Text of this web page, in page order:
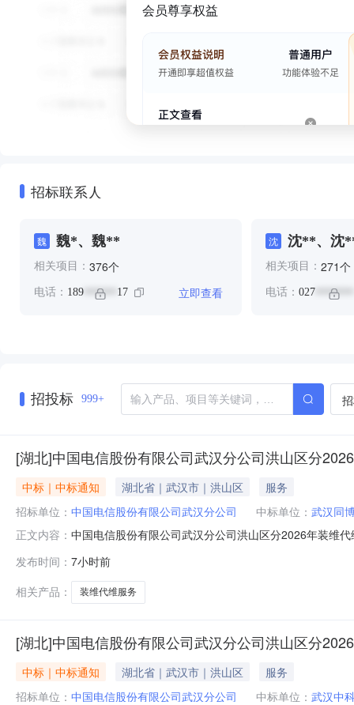
会员尊享权益
招标联系人
魏 魏*、魏**
相关项目： 376个
电话： 189 ****** 17 立即查看
沈 沈**、沈
相关项目： 271个
电话： 027 *******
招投标 999+
[湖北]中国电信股份有限公司武汉分公司洪山区分
中标｜中标通知 湖北省｜武汉市｜洪山区
服务
招标单位： 中国电信股份有限公司武汉分公司 中标单位： 武汉同
正文内容： 中国电信股份有限公司武汉分公司洪山区分2026年装维
法必须进行招标项目，且有效供应商有且仅有1家。三、
（https://caigou.chinatelecom.co
发布时间： 7小时前
相关产品：
装维代维服务
[湖北]中国电信股份有限公司武汉分公司洪山区分
中标｜中标通知 湖北省｜武汉市｜洪山区
服务
招标单位： 中国电信股份有限公司武汉分公司 中标单位： 武汉中